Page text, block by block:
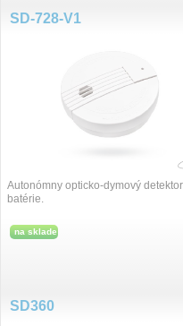
SD-728-V1
Autonómny opticko-dymový
batérie.
na sklade
SD360